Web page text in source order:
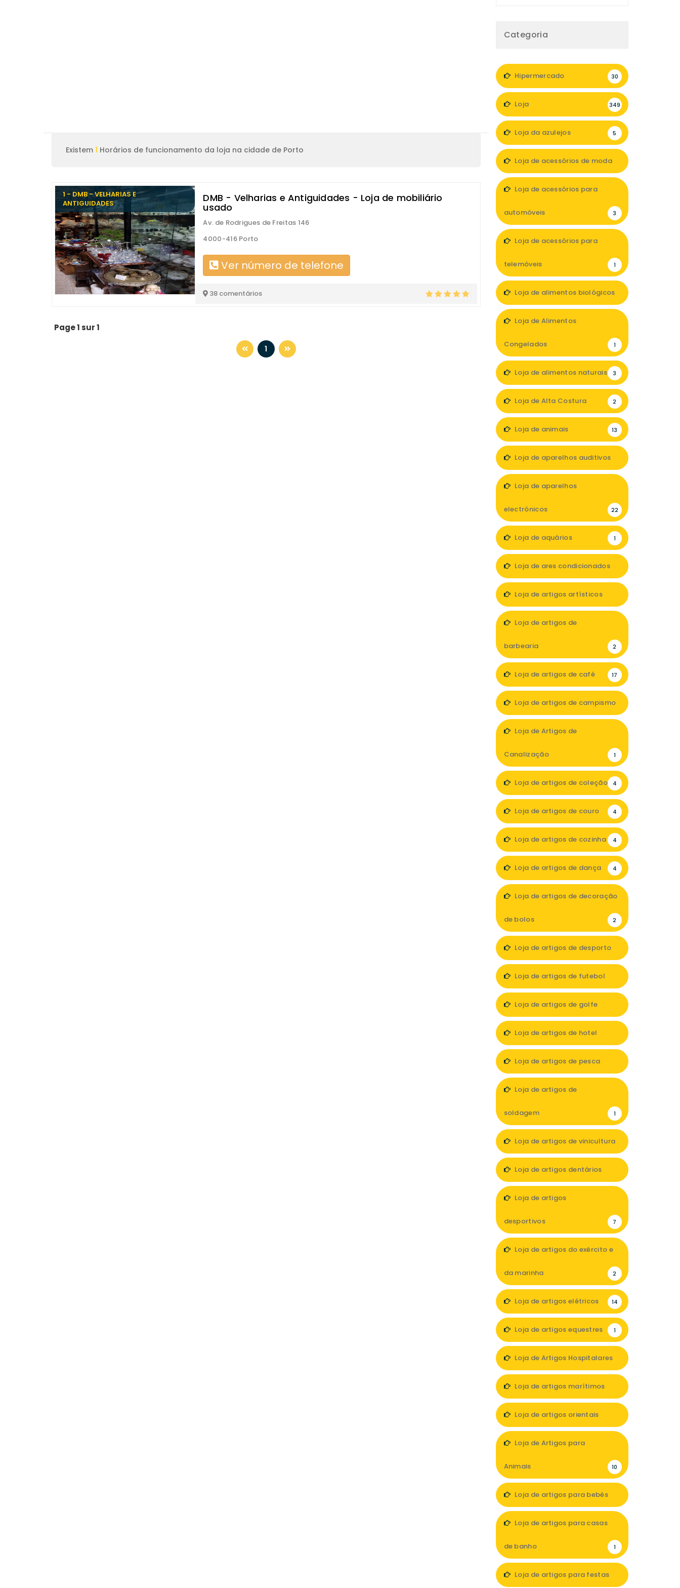
Existem 1 Horários de funcionamento da loja na cidade de Porto
1 - DMB - VELHARIAS E
ANTIGUIDADES
DMB - Velharias e Antiguidades - Loja de mobiliário
usado
Av. de Rodrigues de Freitas 146
4000-416 Porto
Ver número de telefone
38 comentários
Page 1 sur 1
1
Categoria
Hipermercado 30
Loja 349
Loja da azulejos 5
Loja de acessórios de moda
Loja de acessórios para
automóveis 3
Loja de acessórios para
telemóveis 1
Loja de alimentos biológicos
Loja de Alimentos
Congelados 1
Loja de alimentos naturais 3
Loja de Alta Costura 2
Loja de animais 13
Loja de aparelhos auditivos
Loja de aparelhos
electrónicos 22
Loja de aquários 1
Loja de ares condicionados
Loja de artigos artísticos
Loja de artigos de
barbearia 2
Loja de artigos de café 17
Loja de artigos de campismo
Loja de Artigos de
Canalização 1
Loja de artigos de coleção 4
Loja de artigos de couro 4
Loja de artigos de cozinha 4
Loja de artigos de dança 4
Loja de artigos de decoração
de bolos 2
Loja de artigos de desporto
Loja de artigos de futebol
Loja de artigos de golfe
Loja de artigos de hotel
Loja de artigos de pesca
Loja de artigos de
soldagem 1
Loja de artigos de vinicultura
Loja de artigos dentários
Loja de artigos
desportivos 7
Loja de artigos do exército e
da marinha 2
Loja de artigos elétricos 14
Loja de artigos equestres 1
Loja de Artigos Hospitalares
Loja de artigos marítimos
Loja de artigos orientais
Loja de Artigos para
Animais 10
Loja de artigos para bebés
Loja de artigos para casas
de banho 1
Loja de artigos para festas